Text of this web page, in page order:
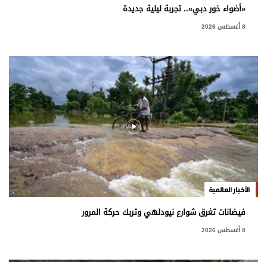
«أضواء خور دبي».. تجربة ليلية جديدة
8 أغسطس 2026
الأخبار العالمية
فيضانات تغرق شوارع نيودلهي وتربك حركة المرور
8 أغسطس 2026